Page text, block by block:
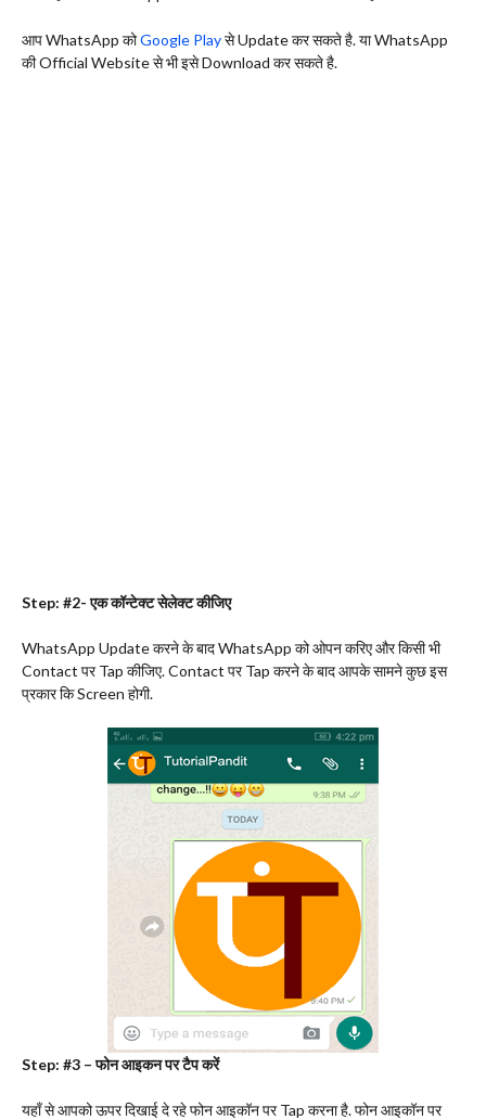
आप WhatsApp कोGoogle Playसे Update कर सकते है. या WhatsApp
की Official Website से भी इसे Download कर सकते है.
Step: #2- एक कॉन्टेक्ट सेलेक्ट कीजिए
WhatsApp Update करने के बाद WhatsApp को ओपन करिए और किसी भी
Contact पर Tap कीजिए. Contact पर Tap करने के बाद आपके सामने कुछ इस
प्रकार कि Screen होगी.
Step: #3 – फोन आइकन पर टैप करें
यहाँ से आपको ऊपर दिखाई दे रहे फोन आइकॉन पर Tap करना है. फोन आइकॉन पर